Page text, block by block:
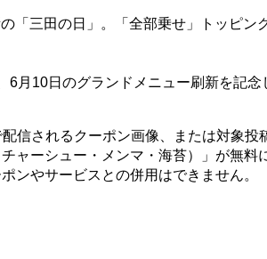
「三田の日」。「全部乗せ」トッピン
月10日のグランドメニュー刷新を記念
信されるクーポン画像、または対象投
ャーシュー・メンマ・海苔）」が無料
ンやサービスとの併用はできません。